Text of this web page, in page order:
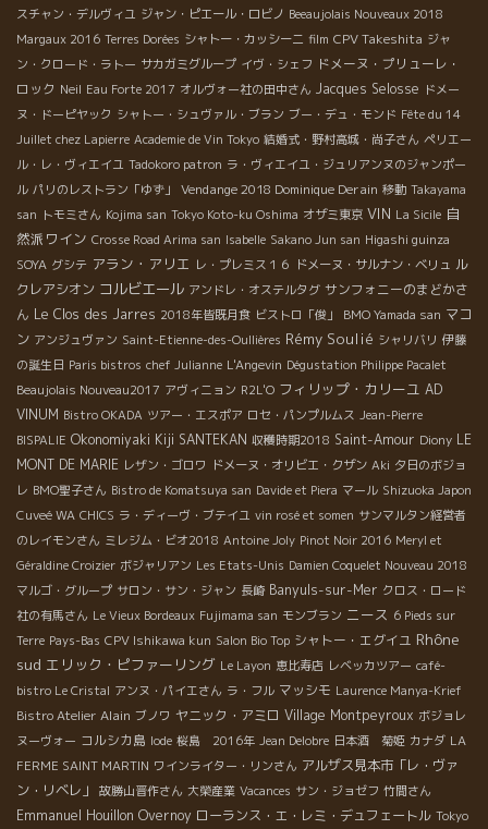
スチャン・デルヴィユ ジャン・ピエール・ロビノ Beeaujolais Nouveaux 2018
Margaux 2016 Terres Dorées シャトー・カッシーニ film CPV Takeshita ジャ
ン・クロード・ラトー サカガミグループ イヴ・シェフ ドメーヌ・プリューレ・
ロック Neil Eau Forte 2017 オルヴォー社の田中さん Jacques Selosse ドメー
ヌ・ドーピヤック シャトー・シュヴァル・ブラン ブー・デュ・モンド Fête du 14
Juillet chez Lapierre Academie de Vin Tokyo 結婚式・野村高城・尚子さん ペリエー
ル・レ・ヴィエイユ Tadokoro patron ラ・ヴィエイユ・ジュリアンヌのジャンポー
ル パリのレストラン「ゆず」 Vendange 2018 Dominique Derain 移動 Takayama
san トモミさん Kojima san Tokyo Koto-ku Oshima オザミ東京 VIN La Sicile 自
然派ワイン Crosse Road Arima san Isabelle Sakano Jun san Higashi guinza
SOYA グシテ アラン・アリエ レ・プレミス１６ ドメーヌ・サルナン・ベリュ ル
クレアシオン コルビエール アンドレ・オステルタグ サンフォニーのまどかさ
ん Le Clos des Jarres 2018年皆既月食 ビストロ「俊」 BMO Yamada san マコ
ン アンジュヴァン Saint-Etienne-des-Oullières Rémy Soulié シャリバリ 伊藤
の誕生日 Paris bistros chef Julianne L'Angevin Dégustation Philippe Pacalet
Beaujolais Nouveau2017 アヴィニョン R2L'O フィリップ・カリーユ AD
VINUM Bistro OKADA ツアー・エスポア ロセ・パンプルムス Jean-Pierre
BISPALIE Okonomiyaki Kiji SANTEKAN 収穫時期2018 Saint-Amour Diony LE
MONT DE MARIE レザン・ゴロワ ドメーヌ・オリビエ・クザン Aki 夕日のボジョ
レ BMO聖子さん Bistro de Komatsuya san Davide et Piera マール Shizuoka Japon
Cuveé WA CHICS ラ・ディーヴ・ブテイユ vin rosé et somen サンマルタン経営者
のレイモンさん ミレジム・ビオ2018 Antoine Joly Pinot Noir 2016 Meryl et
Géraldine Croizier ボジャリアン Les Etats-Unis Damien Coquelet Nouveau 2018
マルゴ・グループ サロン・サン・ジャン 長崎 Banyuls-sur-Mer クロス・ロード
社の有馬さん Le Vieux Bordeaux Fujimama san モンブラン ニース 6 Pieds sur
Terre Pays-Bas CPV Ishikawa kun Salon Bio Top シャトー・エグイユ Rhône
sud エリック・ピファーリング Le Layon 恵比寿店 レベッカツアー café-
bistro Le Cristal アンヌ・パイエさん ラ・フル マッシモ Laurence Manya-Krief
Bistro Atelier Alain ブノワ ヤニック・アミロ Village Montpeyroux ボジョレ
ヌーヴォー コルシカ島 Iode 桜島 2016年 Jean Delobre 日本酒 菊姫 カナダ LA
FERME SAINT MARTIN ワインライター・リンさん アルザス見本市「レ・ヴァ
ン・リベレ」
故勝山晋作さん 大榮産業 Vacances サン・ジョゼフ 竹間さん
Emmanuel Houillon Overnoy ローランス・エ・レミ・デュフェートル Tokyo